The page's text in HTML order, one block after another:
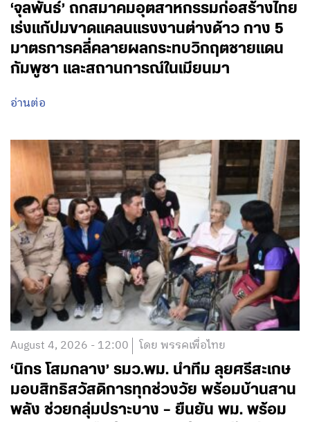
‘จุลพันธ์’ ถกสมาคมอุตสาหกรรมก่อสร้างไทย
เร่งแก้ปมขาดแคลนแรงงานต่างด้าว กาง 5
มาตรการคลี่คลายผลกระทบวิกฤตชายแดน
กัมพูชา และสถานการณ์ในเมียนมา
อ่านต่อ
August 4, 2026 - 12:00 โดย พรรคเพื่อไทย
‘นิกร โสมกลาง’ รมว.พม. นำทีม ลุยศรีสะเกษ
มอบสิทธิสวัสดิการทุกช่วงวัย พร้อมบ้านสาน
พลัง ช่วยกลุ่มปราะบาง – ยืนยัน พม. พร้อม